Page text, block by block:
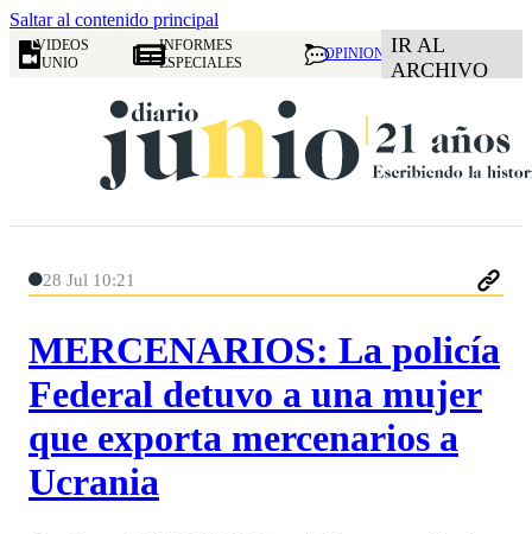
Saltar al contenido principal
VIDEOS
JUNIO
INFORMES
ESPECIALES
OPINION IR AL
ARCHIVO
28 Jul 10:21
MERCENARIOS: La policía
Federal detuvo a una mujer
que exporta mercenarios a
Ucrania